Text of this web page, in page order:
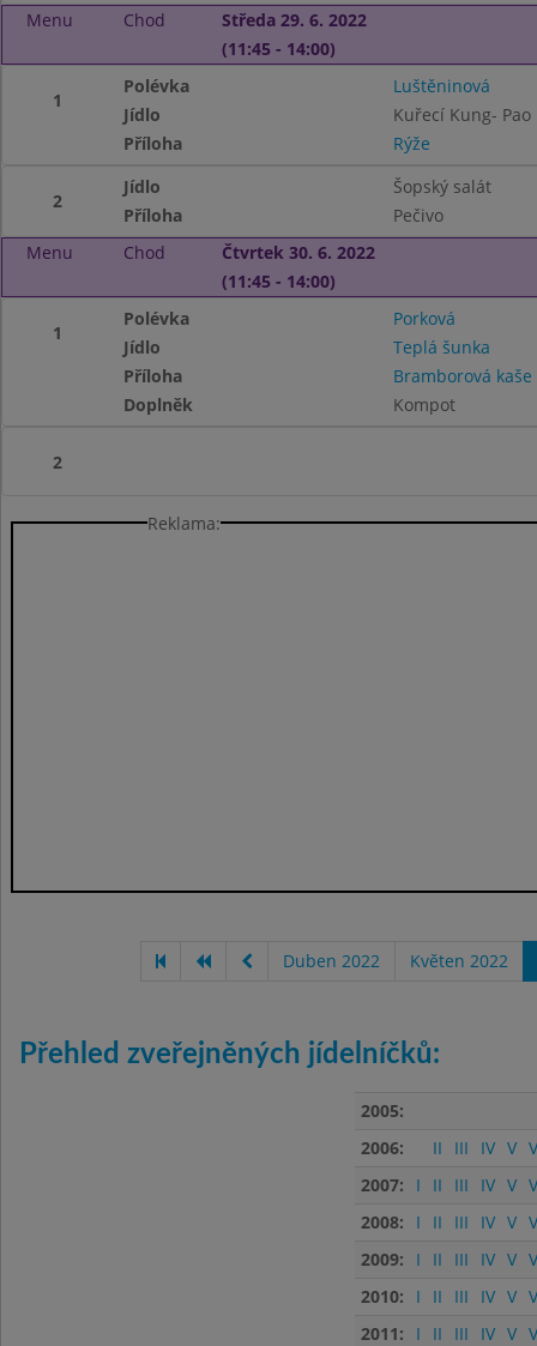
Menu
Chod
Středa 29. 6. 2022
(11:45 - 14:00)
1
Polévka
Luštěninová
Jídlo
Kuřecí Kung- Pao
Příloha
Rýže
2
Jídlo
Šopský salát
Příloha
Pečivo
Menu
Chod
Čtvrtek 30. 6. 2022
(11:45 - 14:00)
1
Polévka
Porková
Jídlo
Teplá šunka
Příloha
Bramborová kaše
Doplněk
Kompot
2
Reklama:
Duben 2022 Květen 2022
Přehled zveřejněných jídelníčků:
2005:
2006:
II III IV V
2007:
I II III IV V
2008:
I II III IV V
2009:
I II III IV V
2010:
I II III IV V
2011:
I II III IV V